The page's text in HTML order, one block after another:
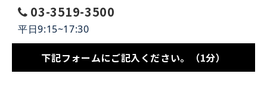
03-3519-3500
平日9:15~17:30
下記フォームにご記入ください。（1分）